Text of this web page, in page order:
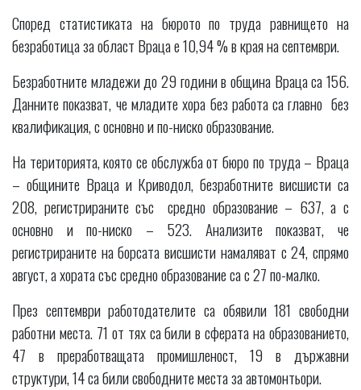
Според статистиката на бюрото по труда равнището на
безработица за област Враца е 10,94 % в края на септември.
Безработните младежи до 29 години в община Враца са 156.
Данните показват, че младите хора без работа са главно без
квалификация, с основно и по-ниско образование.
На територията, която се обслужба от бюро по труда – Враца
– общините Враца и Криводол, безработните висшисти са
208, регистрираните със средно образование – 637, а с
основно и по-ниско – 523. Анализите показват, че
регистрираните на борсата висшисти намаляват с 24, спрямо
август, а хората със средно образование са с 27 по-малко.
През септември работодателите са обявили 181 свободни
работни места. 71 от тях са били в сферата на образованието,
47 в преработващата промишленост, 19 в държавни
структури, 14 са били свободните места за автомонтьори.